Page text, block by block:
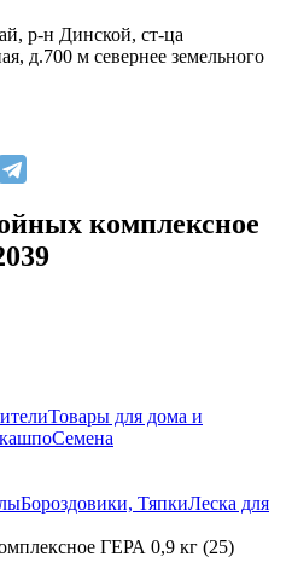
р-н Динской, ст-ца
д.700 м севернее земельного
комплексное
Товары для дома и
Семена
Бороздовики, ТяпкиЛеска для
ГЕРА 0,9 кг (25)